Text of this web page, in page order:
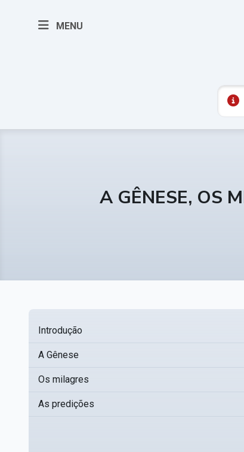
MENU
A GÊNESE, OS
Introdução
A Gênese
Os milagres
As predições